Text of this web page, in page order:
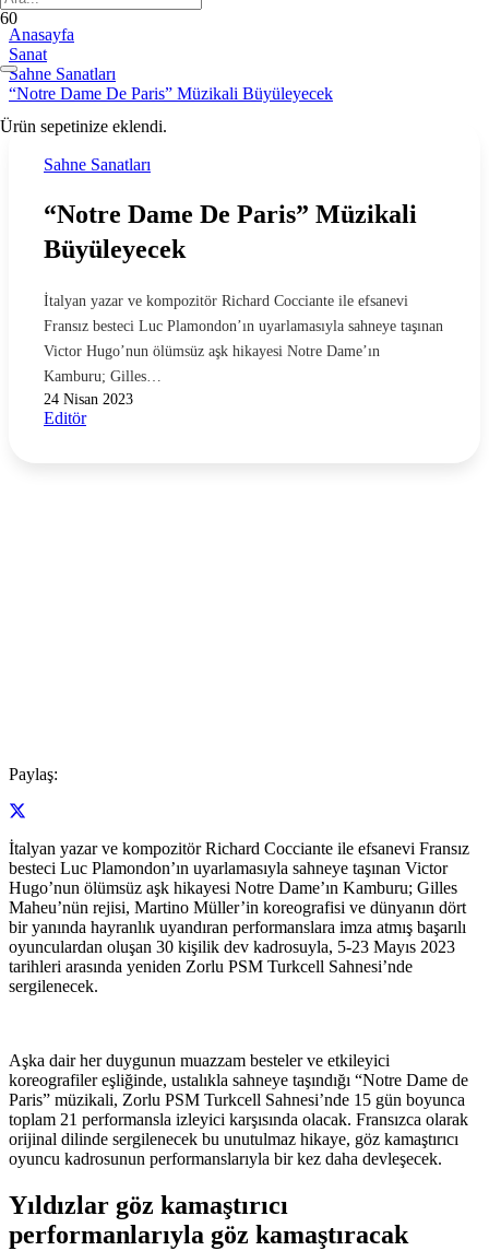
Ürün sepetinize eklendi.
Anasayfa
Sanat
Sahne Sanatları
“Notre Dame De Paris” Müzikali Büyüleyecek
Sahne Sanatları
“Notre Dame De Paris” Müzikali
Büyüleyecek
İtalyan yazar ve kompozitör Richard Cocciante ile efsanevi
Fransız besteci Luc Plamondon’ın uyarlamasıyla sahneye taşınan
Victor Hugo’nun ölümsüz aşk hikayesi Notre Dame’ın
Kamburu; Gilles…
24 Nisan 2023
Editör
Paylaş:
İtalyan yazar ve kompozitör Richard Cocciante ile efsanevi Fransız
besteci Luc Plamondon’ın uyarlamasıyla sahneye taşınan Victor
Hugo’nun ölümsüz aşk hikayesi Notre Dame’ın Kamburu; Gilles
Maheu’nün rejisi, Martino Müller’in koreografisi ve dünyanın dört
bir yanında hayranlık uyandıran performanslara imza atmış başarılı
oyunculardan oluşan 30 kişilik dev kadrosuyla, 5-23 Mayıs 2023
tarihleri arasında yeniden Zorlu PSM Turkcell Sahnesi’nde
sergilenecek.
Aşka dair her duygunun muazzam besteler ve etkileyici
koreografiler eşliğinde, ustalıkla sahneye taşındığı “Notre Dame de
Paris” müzikali, Zorlu PSM Turkcell Sahnesi’nde 15 gün boyunca
toplam 21 performansla izleyici karşısında olacak. Fransızca olarak
orijinal dilinde sergilenecek bu unutulmaz hikaye, göz kamaştırıcı
oyuncu kadrosunun performanslarıyla bir kez daha devleşecek.
Yıldızlar göz kamaştırıcı
performanlarıyla göz kamaştıracak